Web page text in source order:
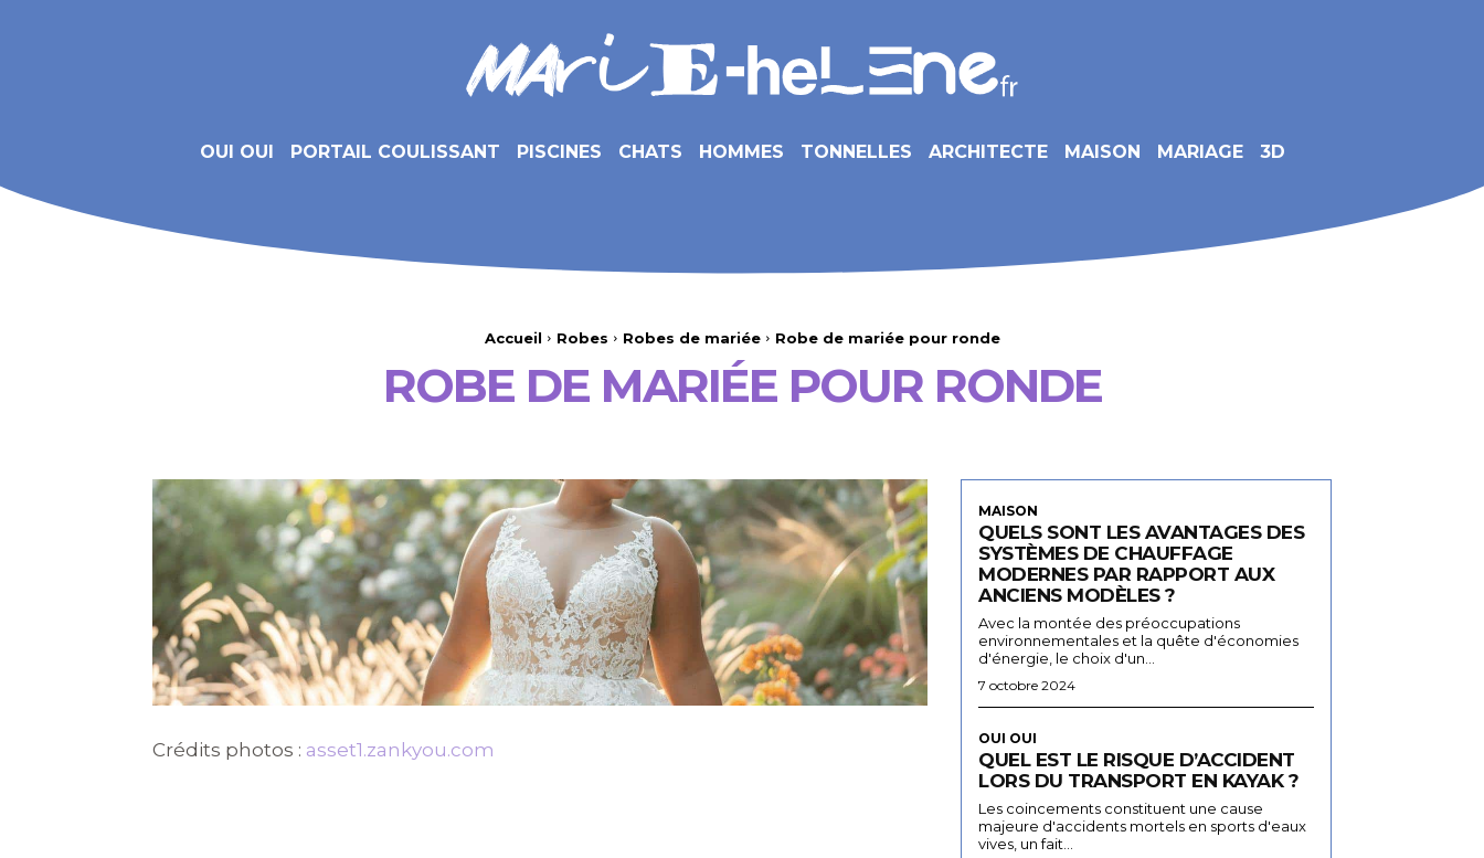
OUI OUI PORTAIL COULISSANT PISCINES CHATS HOMMES TONNELLES ARCHITECTE MAISON MARIAGE 3D
Accueil Robes Robes de mariée Robe de mariée pour ronde
ROBE DE MARIÉE POUR RONDE
Crédits photos : asset1.zankyou.com
MAISON
QUELS SONT LES AVANTAGES DES
SYSTÈMES DE CHAUFFAGE
MODERNES PAR RAPPORT AUX
ANCIENS MODÈLES ?
Avec la montée des préoccupations
environnementales et la quête d'économies
d'énergie, le choix d'un...
7 octobre 2024
OUI OUI
QUEL EST LE RISQUE D’ACCIDENT
LORS DU TRANSPORT EN KAYAK ?
Les coincements constituent une cause
majeure d'accidents mortels en sports d'eaux
vives, un fait...